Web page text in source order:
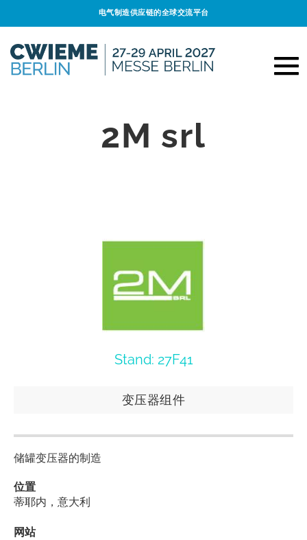
电气制造供应链的全球交流平台
2M srl
Stand: 27F41
变压器组件
储罐变压器的制造
位置
蒂耶内，意大利
网站